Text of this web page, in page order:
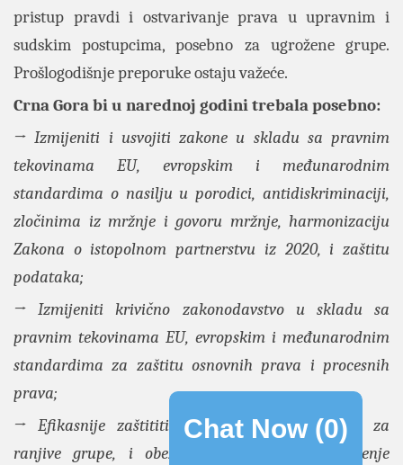
pristup pravdi i ostvarivanje prava u upravnim i
sudskim postupcima, posebno za ugrožene grupe.
Prošlogodišnje preporuke ostaju važeće.
Crna Gora bi u narednoj godini trebala posebno:
→ Izmijeniti i usvojiti zakone u skladu sa pravnim
tekovinama EU, evropskim i međunarodnim
standardima o nasilju u porodici, antidiskriminaciji,
zločinima iz mržnje i govoru mržnje, harmonizaciju
Zakona o istopolnom partnerstvu iz 2020, i zaštitu
podataka;
→ Izmijeniti krivično zakonodavstvo u skladu sa
pravnim tekovinama EU, evropskim i međunarodnim
standardima za zaštitu osnovnih prava i procesnih
prava;
→ Efikasnije zaštititi osnovna prava, posebno za
ranjive grupe, i obezbijediti usklađeno tumačenje
Chat Now (0)